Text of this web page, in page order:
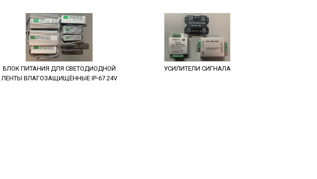
БЛОК ПИТАНИЯ ДЛЯ СВЕТОДИОДНОЙ
ЛЕНТЫ ВЛАГОЗАЩИЩЁННЫЕ IP-67 24V
УСИЛИТЕЛИ СИГНАЛА